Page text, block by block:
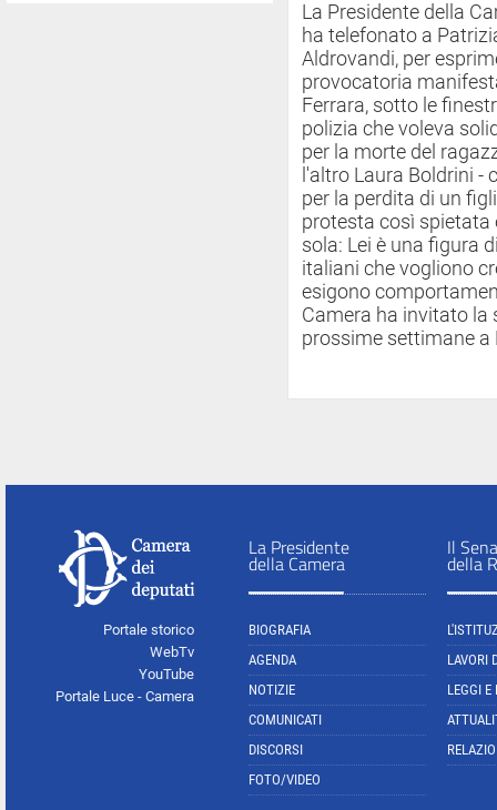
La Presidente della
ha telefonato a
Aldrovandi, per
provocatoria
Ferrara, sotto le
polizia che voleva
per la morte del
l'altro Laura Boldrini -
per la perdita di un
protesta così spietata
sola: Lei è una figura
italiani che vogliono
esigono
Camera ha invitato la
prossime settimane
Portale storico
WebTv
YouTube
Portale Luce - Camera
La Presidente
della Camera
BIOGRAFIA
AGENDA
NOTIZIE
COMUNICATI
DISCORSI
FOTO/VIDEO
Il
della
LAVORI
LEGGI E